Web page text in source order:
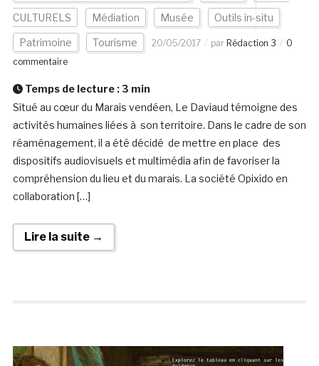
CULTURELS Médiation Musée Outils in-situ
Patrimoine Tourisme 20/05/2017 par Rédaction 3
0
commentaire
Temps de lecture : 3 min
Situé au cœur du Marais vendéen, Le Daviaud témoigne des
activités humaines liées à son territoire. Dans le cadre de son
réaménagement, il a été décidé de mettre en place des
dispositifs audiovisuels et multimédia afin de favoriser la
compréhension du lieu et du marais. La société Opixido en
collaboration […]
Lire la suite →